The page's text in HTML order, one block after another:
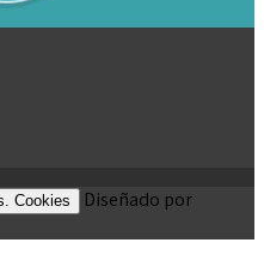
Cookies
Diseñado por